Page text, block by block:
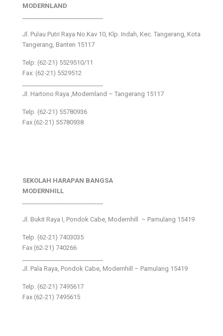
MODERNLAND
Jl. Pulau Putri Raya No.Kav 10, Klp. Indah, Kec. Tangerang, Kota
Tangerang, Banten 15117
Telp: (62-21) 5529510/11
Fax: (62-21) 5529512
Jl. Hartono Raya ,Modernland – Tangerang 15117
Telp. (62-21) 55780936
Fax (62-21) 55780938
SEKOLAH HARAPAN BANGSA
MODERNHILL
Jl. Bukit Raya I, Pondok Cabe, Modernhill – Pamulang 15419
Telp. (62-21) 7403035
Fax (62-21) 740266
Jl. Pala Raya, Pondok Cabe, Modernhill – Pamulang 15419
Telp. (62-21) 7495617
Fax (62-21) 7495615